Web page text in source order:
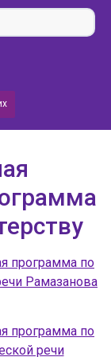
программа по
Рамазанова
программа по
речи